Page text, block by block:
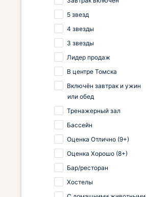
5 звезд
4 звезды
3 звезды
Лидер продаж
В центре Томска
Включён завтрак и ужин
или обед
Тренажерный зал
Бассейн
Оценка Отлично (9+)
Оценка Хорошо (8+)
Бар/ресторан
Хостелы